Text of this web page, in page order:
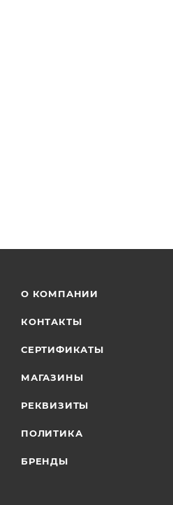
О КОМПАНИИ
КОНТАКТЫ
СЕРТИФИКАТЫ
МАГАЗИНЫ
РЕКВИЗИТЫ
ПОЛИТИКА
БРЕНДЫ